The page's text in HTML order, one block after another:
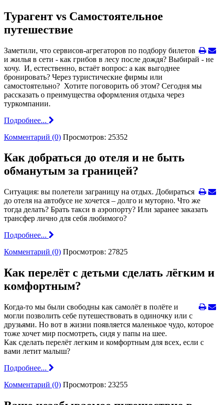
Турагент vs Самостоятельное
путешествие
Заметили, что сервисов-агрегаторов по подбору билетов
и жилья в сети - как грибов в лесу после дождя? Выбирай - не
хочу. И, естественно, встаёт вопрос: а как выгоднее
бронировать? Через туристические фирмы или
самостоятельно? Хотите поговорить об этом? Сегодня мы
рассказать о преимущества оформления отдыха через
туркомпании.
Подробнее...
Комментарий (0) Просмотров: 25352
Как добраться до отеля и не быть
обманутым за границей?
Ситуация: вы полетели заграницу на отдых. Добираться
до отеля на автобусе не хочется – долго и муторно. Что же
тогда делать? Брать такси в аэропорту? Или заранее заказать
трансфер лично для себя любимого?
Подробнее...
Комментарий (0) Просмотров: 27825
Как перелёт с детьми сделать лёгким и
комфортным?
Когда-то мы были свободны как самолёт в полёте и
могли позволить себе путешествовать в одиночку или с
друзьями. Но вот в жизни появляется маленькое чудо, которое
тоже хочет мир посмотреть, сидя у папы на шее.
Как сделать перелёт легким и комфортным для всех, если с
вами летит малыш?
Подробнее...
Комментарий (0) Просмотров: 23255